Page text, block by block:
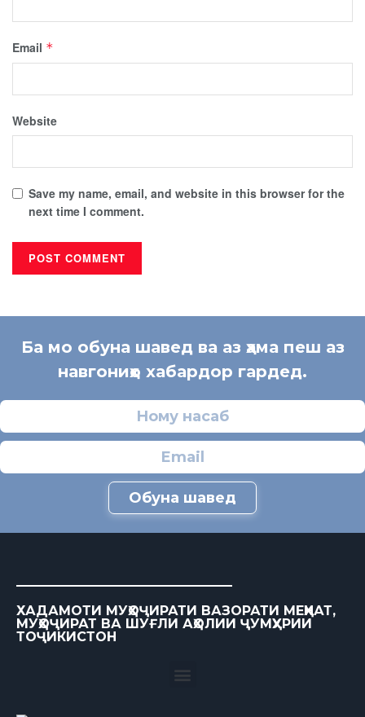
Email *
Website
Save my name, email, and website in this browser for the
next time I comment.
Ба мо обуна шавед ва аз ҳама пеш аз
навгониҳо хабардор гардед.
Обуна шавед
ХАДАМОТИ МУҲОҶИРАТИ ВАЗОРАТИ МЕҲНАТ,
МУҲОҶИРАТ ВА ШУҒЛИ АҲОЛИИ ҶУМҲУРИИ
ТОҶИКИСТОН